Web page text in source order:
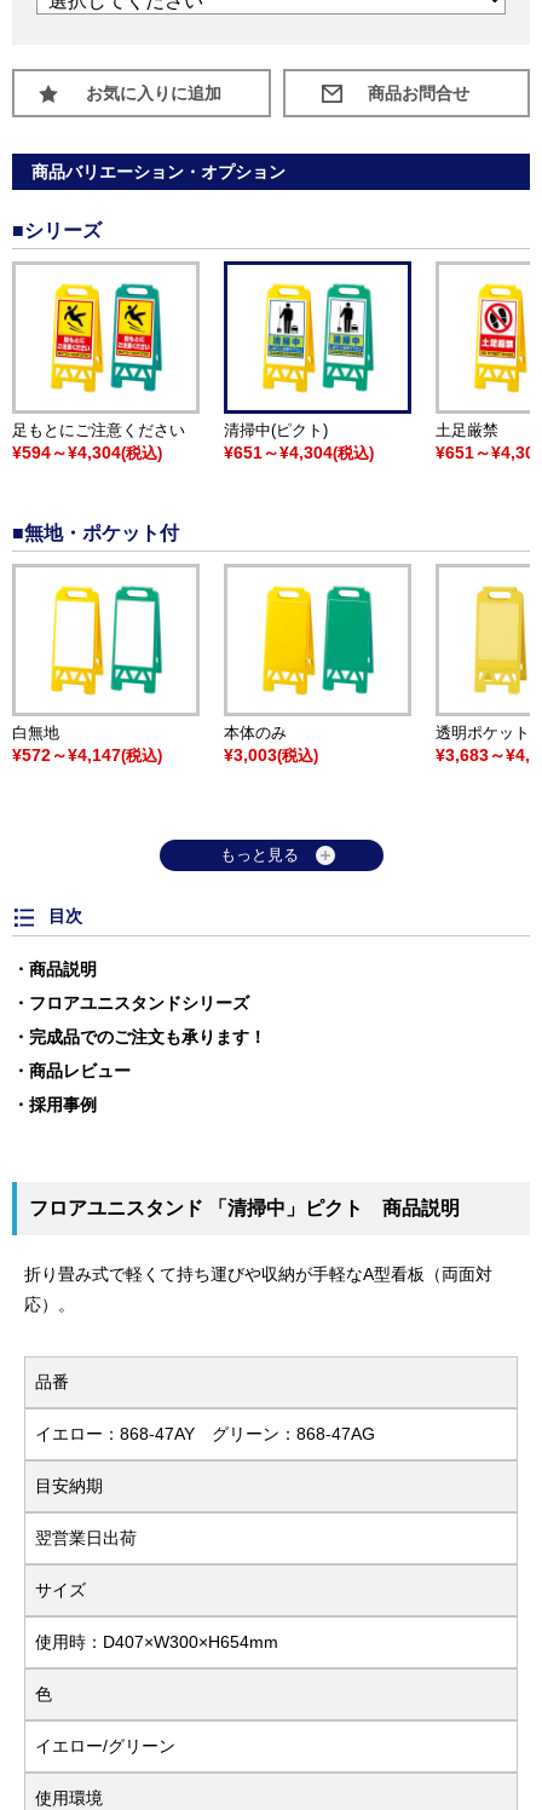
お気に入りに追加
商品バリエーション・オプション
■シリーズ
足もとにご注意ください
¥594～¥4,304(税込)
清掃中(ピクト)
¥651～¥4,304(税込)
土足厳禁
¥651～
■無地・ポケット付
白無地
¥572～¥4,147(税込)
本体のみ
¥3,003(税込)
透明ポケット
¥3,683～
もっと見る
目次
商品説明
フロアユニスタンドシリーズ
完成品でのご注文も承ります！
商品レビュー
採用事例
フロアユニスタンド 「清掃中」ピクト 商品説明
折り畳み式で軽くて持ち運びや収納が手軽なA型看板（両面対
応）。
品番
イエロー：868-47AY グリーン：868-47AG
目安納期
翌営業日出荷
サイズ
使用時：D407×W300×H654mm
色
イエロー/グリーン
使用環境